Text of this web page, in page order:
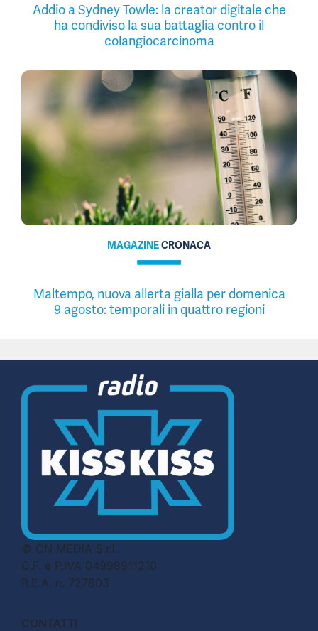
Addio a Sydney Towle: la creator digitale che
ha condiviso la sua battaglia contro il
colangiocarcinoma
MAGAZINECRONACA
Maltempo, nuova allerta gialla per domenica
9 agosto: temporali in quattro regioni
© CN MEDIA S.r.l.
C.F. e P.IVA 04998911210
R.E.A. n. 727803
CONTATTI